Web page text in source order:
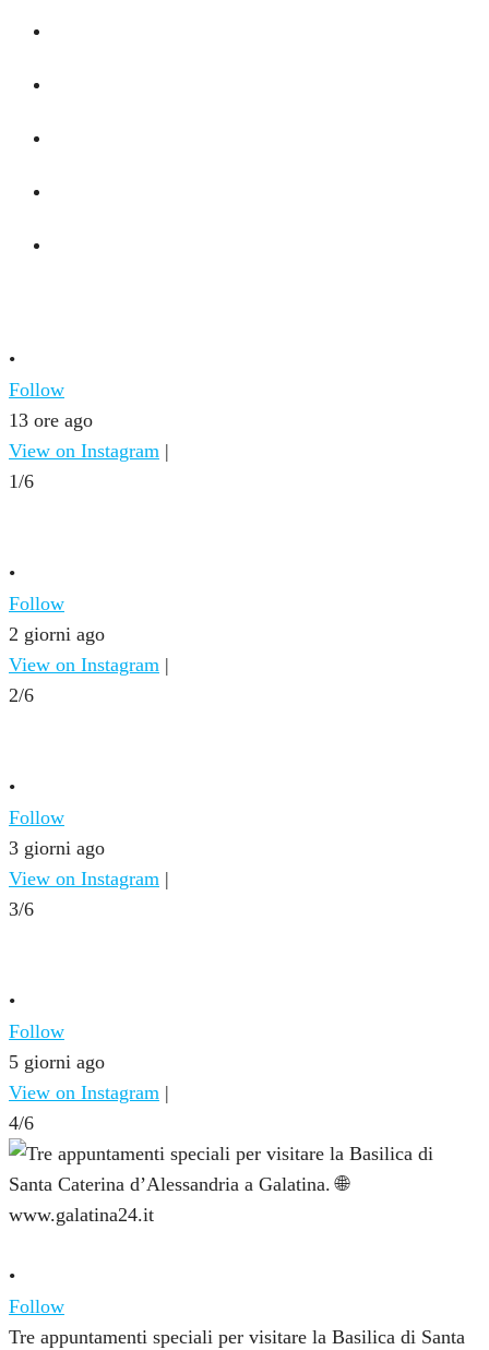
•
Follow
13 ore ago
View on Instagram |
1/6
•
Follow
2 giorni ago
View on Instagram |
2/6
•
Follow
3 giorni ago
View on Instagram |
3/6
•
Follow
5 giorni ago
View on Instagram |
4/6
•
Follow
Tre appuntamenti speciali per visitare la Basilica di Santa